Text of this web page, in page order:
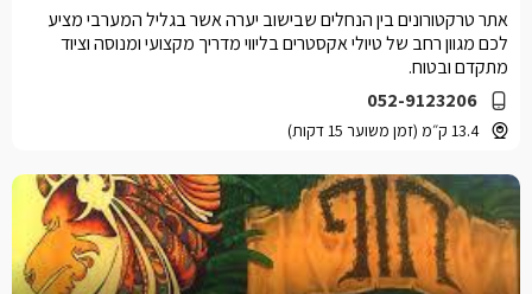
052-9123206
13.4 ק״מ (זמן משוער 15 דקות)
אתר טרקטורונים בין הנחלים שבישוב יערה אשר בגליל המערבי מציע
לכם מגוון רחב של טיולי אקסטרים בליווי מדריך מקצועי ומנוסה וציוד
מתקדם ובטוח.